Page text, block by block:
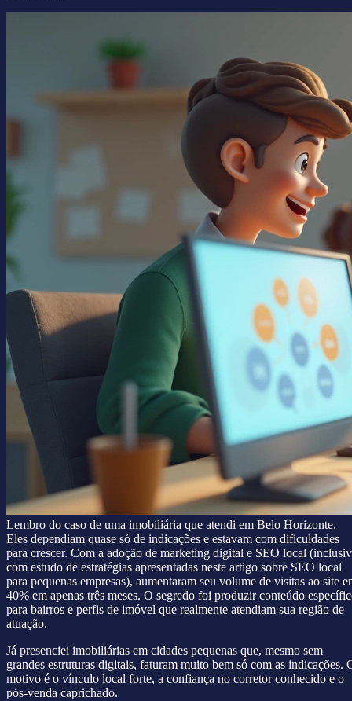
Lembro do caso de uma imobiliária que atendi em Belo Horizonte.
Eles dependiam quase só de indicações e estavam com dificuldades
para crescer. Com a adoção de marketing digital e SEO local
com estudo de estratégias apresentadas neste artigo sobre SEO local
para pequenas empresas), aumentaram seu volume de visitas ao site
40% em apenas três meses. O segredo foi produzir conteúdo
para bairros e perfis de imóvel que realmente atendiam sua região de
atuação.
Já presenciei imobiliárias em cidades pequenas que, mesmo sem
grandes estruturas digitais, faturam muito bem só com as indicações.
motivo é o vínculo local forte, a confiança no corretor conhecido e o
pós-venda caprichado.